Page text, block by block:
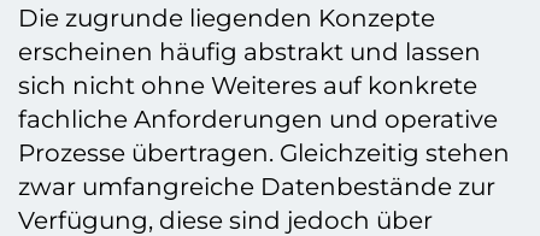
Die zugrunde liegenden Konzepte
erscheinen häufig abstrakt und lassen
sich nicht ohne Weiteres auf konkrete
fachliche Anforderungen und operative
Prozesse übertragen. Gleichzeitig stehen
zwar umfangreiche Datenbestände zur
Verfügung, diese sind jedoch über